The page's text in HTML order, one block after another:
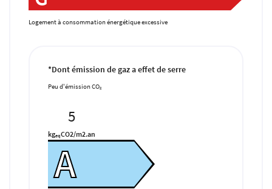
Logement à consommation énergétique excessive
*Dont émission de gaz a effet de serre
Peu d'émission CO2
A
5
kgeqCO2/m2.an